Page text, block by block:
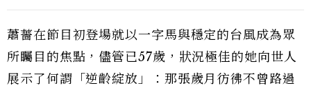
蕭薔在節目初登場就以一字馬與穩定的台風成為眾
所矚目的焦點，儘管已57歲，狀況極佳的她向世人
展示了何謂「逆齡綻放」：那張歲月彷彿不曾路過